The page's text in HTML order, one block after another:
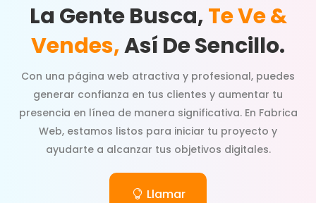
La Gente Busca,Te Ve &
Vendes,Así De Sencillo.
Con una página web atractiva y profesional, puedes
generar confianza en tus clientes y aumentar tu
presencia en línea de manera significativa. En Fabrica
Web, estamos listos para iniciar tu proyecto y
ayudarte a alcanzar tus objetivos digitales.
Llamar